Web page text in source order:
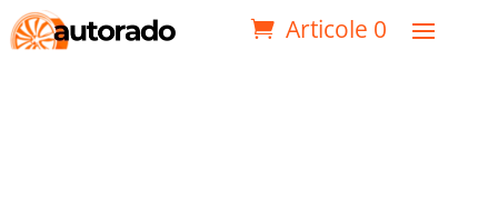
Articole 0